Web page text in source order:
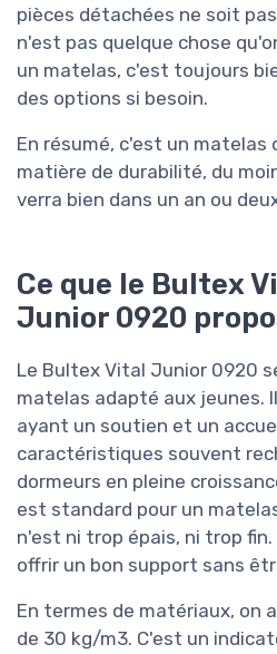
pièces détachées ne soit
n'est pas quelque chose
un matelas, c'est toujours
des options si besoin.
En résumé, c'est un matelas
matière de durabilité, du
verra bien dans un an ou
Ce que le Bultex
Junior 0920
Le Bultex Vital Junior 0920
matelas adapté aux jeunes.
ayant un soutien et un
caractéristiques souvent
dormeurs en pleine
est standard pour un
n'est ni trop épais, ni trop
offrir un bon support sans
En termes de matériaux, on
de 30 kg/m3. C'est un